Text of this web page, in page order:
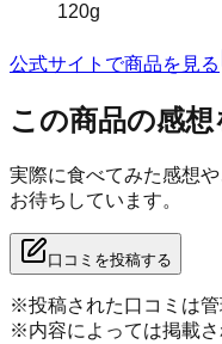
120g
公式サイトで商品を見る
この商品の感
実際に食べてみた感想
お待ちしています。
口コミを投稿する
※投稿された口コミは管
※内容によっては掲載